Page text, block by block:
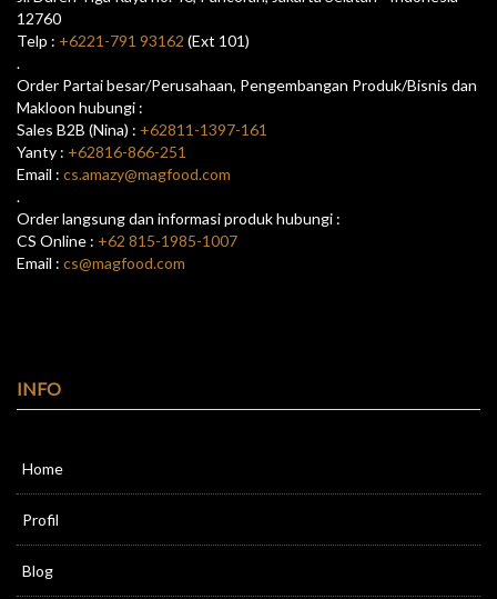
12760
Telp : +6221-791 93162 (Ext 101)
.
Order Partai besar/Perusahaan, Pengembangan Produk/Bisnis dan
Makloon hubungi :
Sales B2B (Nina) : +62811-1397-161
Yanty : +62816-866-251
Email : cs.amazy@magfood.com
.
Order langsung dan informasi produk hubungi :
CS Online : +62 815-1985-1007
Email : cs@magfood.com
INFO
Home
Profil
Blog